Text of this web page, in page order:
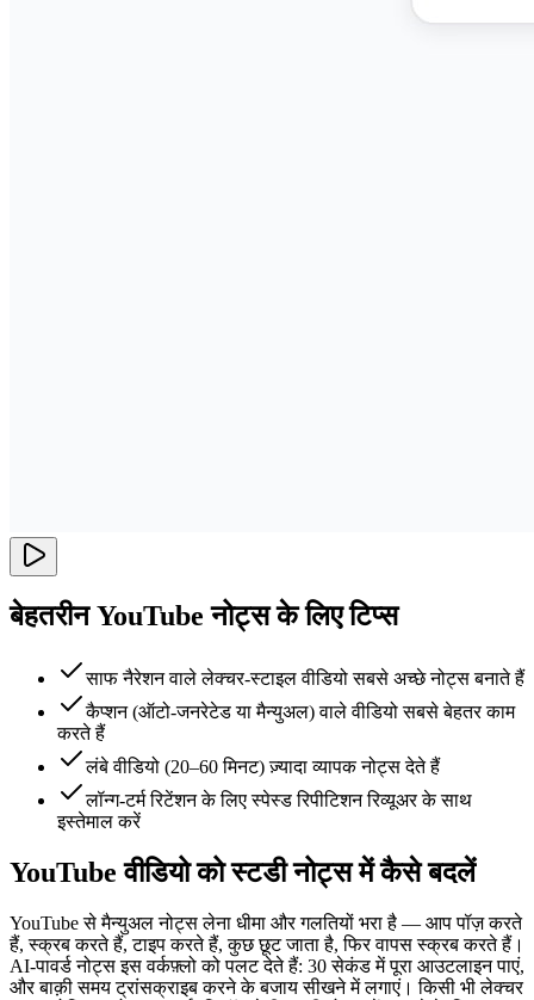
बेहतरीन YouTube नोट्स के लिए टिप्स
साफ नैरेशन वाले लेक्चर-स्टाइल वीडियो सबसे अच्छे नोट्स बनाते हैं
कैप्शन (ऑटो-जनरेटेड या मैन्युअल) वाले वीडियो सबसे बेहतर काम
करते हैं
लंबे वीडियो (20–60 मिनट) ज़्यादा व्यापक नोट्स देते हैं
लॉन्ग-टर्म रिटेंशन के लिए स्पेस्ड रिपीटिशन रिव्यूअर के साथ
इस्तेमाल करें
YouTube वीडियो को स्टडी नोट्स में कैसे बदलें
YouTube से मैन्युअल नोट्स लेना धीमा और गलतियों भरा है — आप पॉज़ करते
हैं, स्क्रब करते हैं, टाइप करते हैं, कुछ छूट जाता है, फिर वापस स्क्रब करते हैं।
AI-पावर्ड नोट्स इस वर्कफ़्लो को पलट देते हैं: 30 सेकंड में पूरा आउटलाइन पाएं,
और बाक़ी समय ट्रांसक्राइब करने के बजाय सीखने में लगाएं। किसी भी लेक्चर